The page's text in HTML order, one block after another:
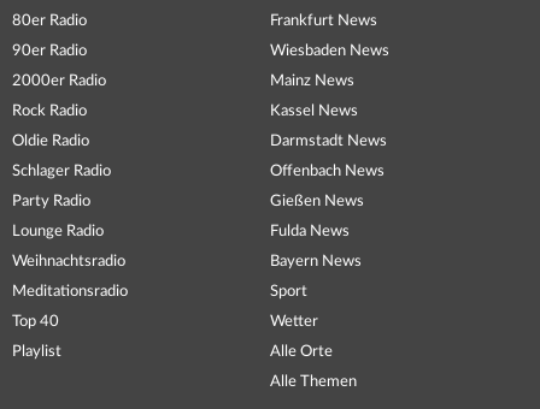
80er Radio
90er Radio
2000er Radio
Rock Radio
Oldie Radio
Schlager Radio
Party Radio
Lounge Radio
Weihnachtsradio
Meditationsradio
Top 40
Playlist
Frankfurt News
Wiesbaden News
Mainz News
Kassel News
Darmstadt News
Offenbach News
Gießen News
Fulda News
Bayern News
Sport
Wetter
Alle Orte
Alle Themen